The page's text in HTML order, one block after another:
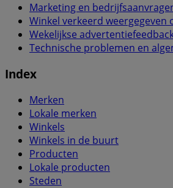
Marketing en
Winkel verkeerd weergegeven
Wekelijkse
Technische problemen en
Index
Merken
Lokale merken
Winkels
Winkels in de buurt
Producten
Lokale producten
Steden